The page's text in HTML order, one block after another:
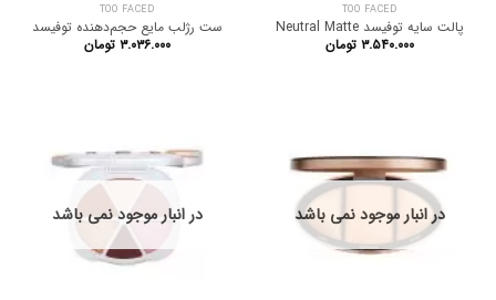
TOO FACED
پالت سایه توفیسد Neutral Matte
۳.۵۴۰.۰۰۰ تومان
TOO FACED
ست رژلب مایع حجم‌دهنده توفیسد
۳.۰۳۶.۰۰۰ تومان
در انبار موجود نمی باشد در انبار موجود نمی باشد